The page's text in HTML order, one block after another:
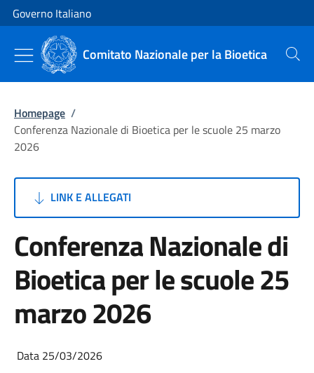
Vai al contenuto
Vai alla navigazione del sito
Governo Italiano
Comitato Nazionale per la Bioetica Cerca
Homepage /
Conferenza Nazionale di Bioetica per le scuole 25 marzo
2026
LINK E ALLEGATI
Conferenza Nazionale di
Bioetica per le scuole 25
marzo 2026
Data 25/03/2026